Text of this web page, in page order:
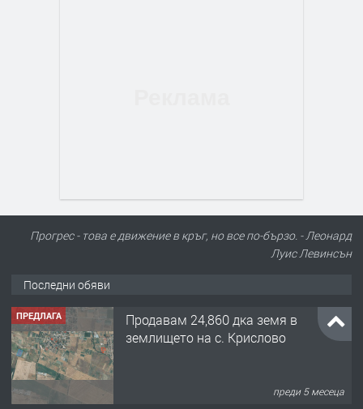
Прогрес - това е движение в кръг, но все по-бързо. - Леонард
Луис Левинсън
Последни обяви
ПРЕДЛАГА
Продавам 24,860 дка земя в
землището на с. Крислово
преди 5 месеца